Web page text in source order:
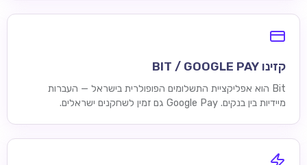
קזינו BIT / GOOGLE PAY
Bit הוא אפליקציית התשלומים הפופולרית בישראל — העברות
מיידיות בין בנקים. Google Pay גם זמין לשחקנים ישראלים.